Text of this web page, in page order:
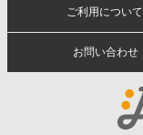
ご利用について
お問い合わせ